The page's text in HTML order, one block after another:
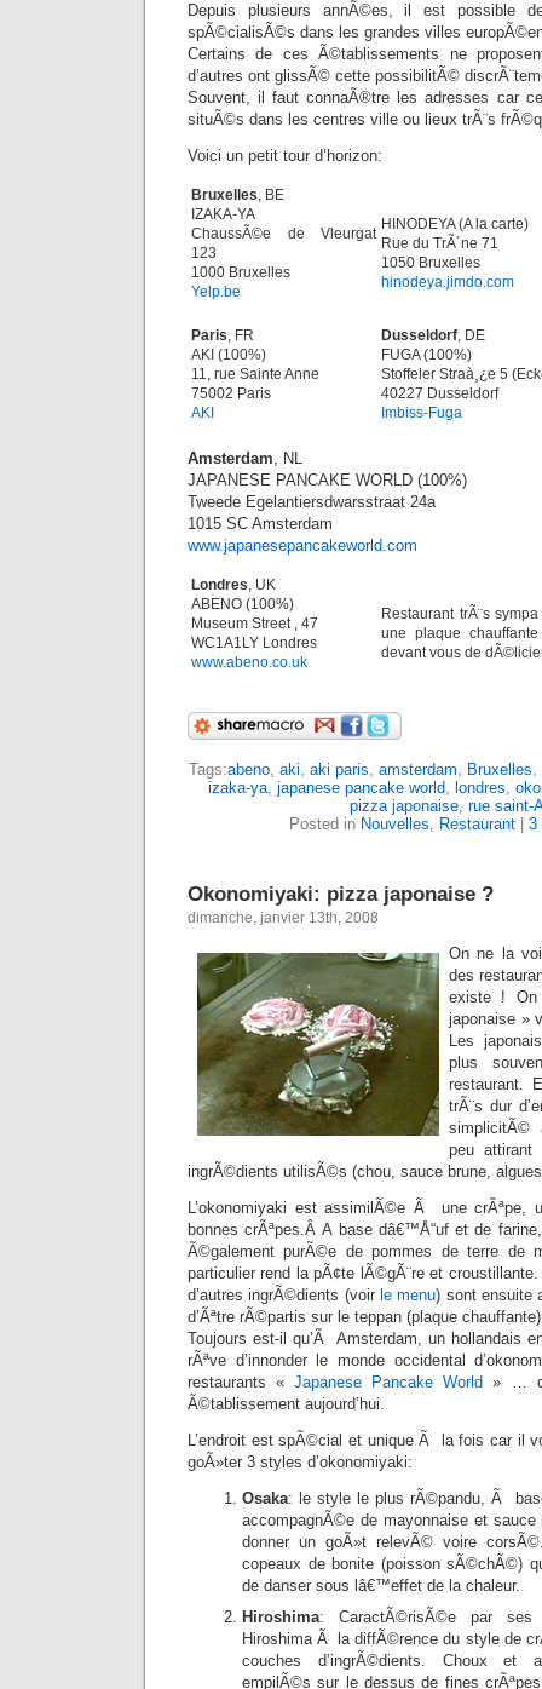
Depuis plusieurs annÃ©es, il est possible
spÃ©cialisÃ©s dans les grandes villes
Certains de ces Ã©tablissements ne
d’autres ont glissÃ© cette possibilitÃ©
Souvent, il faut connaÃ®tre les adresses car
situÃ©s dans les centres ville ou lieux trÃ¨s
Voici un petit tour d’horizon:
Bruxelles, BE
IZAKA-YA
ChaussÃ©e de Vleurgat
123
1000 Bruxelles
Yelp.be
HINODEYA (A la carte)
Rue du TrÃ´ne 71
1050 Bruxelles
hinodeya.jimdo.com
Paris, FR
AKI (100%)
11, rue Sainte Anne
75002 Paris
AKI
Dusseldorf, DE
FUGA (100%)
Stoffeler Straà¸¿e 5
40227 Dusseldorf
Imbiss-Fuga
Amsterdam, NL
JAPANESE PANCAKE WORLD (100%)
Tweede Egelantiersdwarsstraat 24a
1015 SC Amsterdam
www.japanesepancakeworld.com
Londres, UK
ABENO (100%)
Museum Street , 47
WC1A1LY Londres
www.abeno.co.uk
Restaurant trÃ¨s
une plaque
devant vous de
Tags:abeno, aki, aki paris, amsterdam, Bruxelles,
izaka-ya, japanese pancake world, londres,
pizza japonaise, rue saint-
Posted in Nouvelles, Restaurant| 3
Okonomiyaki: pizza japonaise ?
dimanche, janvier 13th, 2008
On ne la
des
existe ! On
japonaise »
Les
plus
restaurant.
trÃ¨s dur
simplicitÃ©
peu attirant
ingrÃ©dients utilisÃ©s (chou, sauce brune,
L’okonomiyaki est assimilÃ©e Ã une crÃªpe,
bonnes crÃªpes.Â A base dâ€™Å“uf et de
Ã©galement purÃ©e de pommes de terre de
particulier rend la pÃ¢te lÃ©gÃ¨re et
d’autres ingrÃ©dients (voir le menu) sont ensuite
d’Ãªtre rÃ©partis sur le teppan (plaque
Toujours est-il qu’Ã Amsterdam, un hollandais
rÃªve d’innonder le monde occidental
restaurants «Japanese Pancake World » …
Ã©tablissement aujourd’hui.
L’endroit est spÃ©cial et unique Ã la fois car il
goÃ»ter 3 styles d’okonomiyaki:
Osaka: le style le plus rÃ©pandu, Ã
accompagnÃ©e de mayonnaise et sauce
donner un goÃ»t relevÃ© voire
copeaux de bonite (poisson sÃ©chÃ©)
de danser sous lâ€™effet de la chaleur.
Hiroshima: CaractÃ©risÃ©e par
Hiroshima Ã la diffÃ©rence du style de
couches d’ingrÃ©dients. Choux et
empilÃ©s sur le dessus de fines